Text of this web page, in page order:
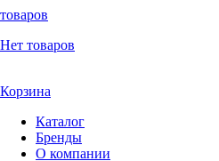
товаров
Нет товаров
Корзина
Каталог
Бренды
О компании